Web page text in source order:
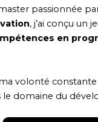
passionnée par
, j’ai conçu un
en
volonté constante
le domaine du